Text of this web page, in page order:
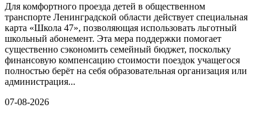
Для комфортного проезда детей в общественном
транспорте Ленинградской области действует специальная
карта «Школа 47», позволяющая использовать льготный
школьный абонемент. Эта мера поддержки помогает
существенно сэкономить семейный бюджет, поскольку
финансовую компенсацию стоимости поездок учащегося
полностью берёт на себя образовательная организация или
администрация...
07-08-2026